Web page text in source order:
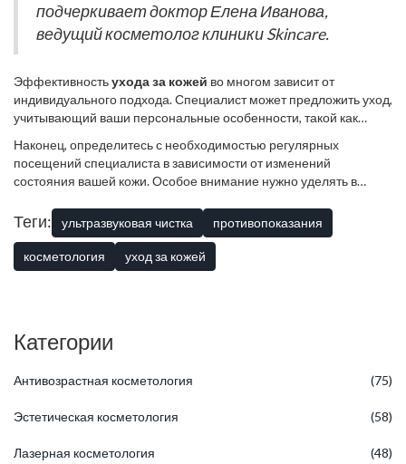
эпидермиса.
подчеркивает доктор Елена Иванова,
ведущий косметолог клиники Skincare.
Эффективностьухода за кожей во многом зависит от
индивидуального подхода. Специалист может предложить уход,
учитывающий ваши персональные особенности, такой как
самостоятельное использование ультразвуковых аппаратов без
надлежащей подготовки может привести к повреждениям и
ожогам. Любые нововведения в уходе стоит обговаривать с
опытным косметологом, чтобы избежать нежелательных
последствий.
Наконец, определитесь с необходимостью регулярных
посещений специалиста в зависимости от изменений
состояния вашей кожи. Особое внимание нужно уделять в
Доверяйте проверенным специалистам, тем, которые могут
подтвердить квалификацию соответствующими сертификатами
и опытом работы. Обсудите с ними любые сомнения и найдете
оптимальный подход к тому, чтобы сделать
Теги: ультразвуковая чистка противопоказания
косметология уход за кожей
Категории
Антивозрастная косметология (75)
Эстетическая косметология (58)
Лазерная косметология (48)